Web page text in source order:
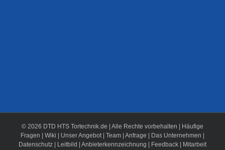
© 2026 DTD HTS Tortechnik.de | Alle Rechte vorbehalten |
Häufige
Fragen
Wiki Unser Angebot| Team Anfrage Das Unternehmen
Datenschutz
Leitbild Anbieterkennzeichnung Feedback Mitarbeit